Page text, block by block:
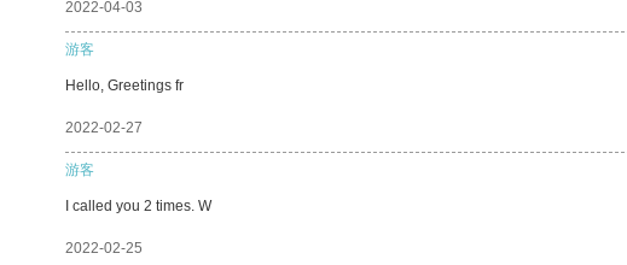
2022-04-03
游客
Hello, Greetings fr
2022-02-27
游客
I called you 2 times. W
2022-02-25